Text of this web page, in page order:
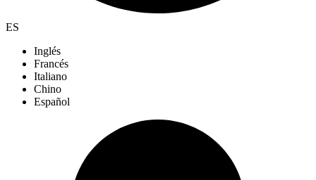
ES
Inglés
Francés
Italiano
Chino
Español